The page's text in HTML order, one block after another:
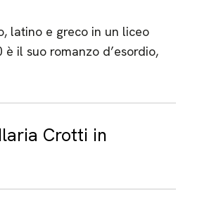
latino e greco in un liceo
il suo romanzo d’esordio,
Crotti in